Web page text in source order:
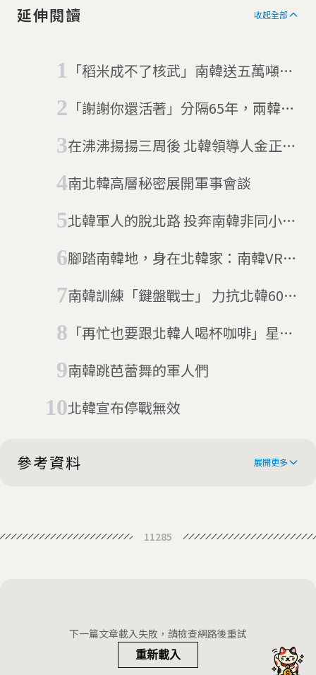
延伸閱讀 收起全部
「稻米成不了核武」南韓送五萬噸米
「謝謝你還活著」分隔65年，兩韓民
在沸沸揚揚三周後 北韓領導人金正恩
南北韓高層秘密展開軍事會談
北韓軍人的脫北路 投奔南韓非同小可
腳踏南韓地，身在北韓家：南韓VR計
南韓訓練「鍵盤戰士」 力抗北韓6000
「再忙也要跟北韓人喝杯咖啡」星巴
府：展現朝鮮半島的安全性
南韓跳芭蕾舞的軍人們
北韓宣布停戰無效
參考資料 展開更多
'scariest place' on North Korea
border
11285
下一篇文章載入失敗，請檢查網路後重試
重新載入